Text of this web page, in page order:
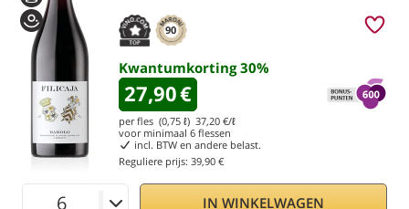
90
Kwantumkorting30%
27,90€
per fles (0,75 ℓ) 37,20 €/ℓ
voor minimaal 6 flessen
incl. BTW en andere belast.
Reguliere prijs: 39,90 €
IN WINKELWAGEN